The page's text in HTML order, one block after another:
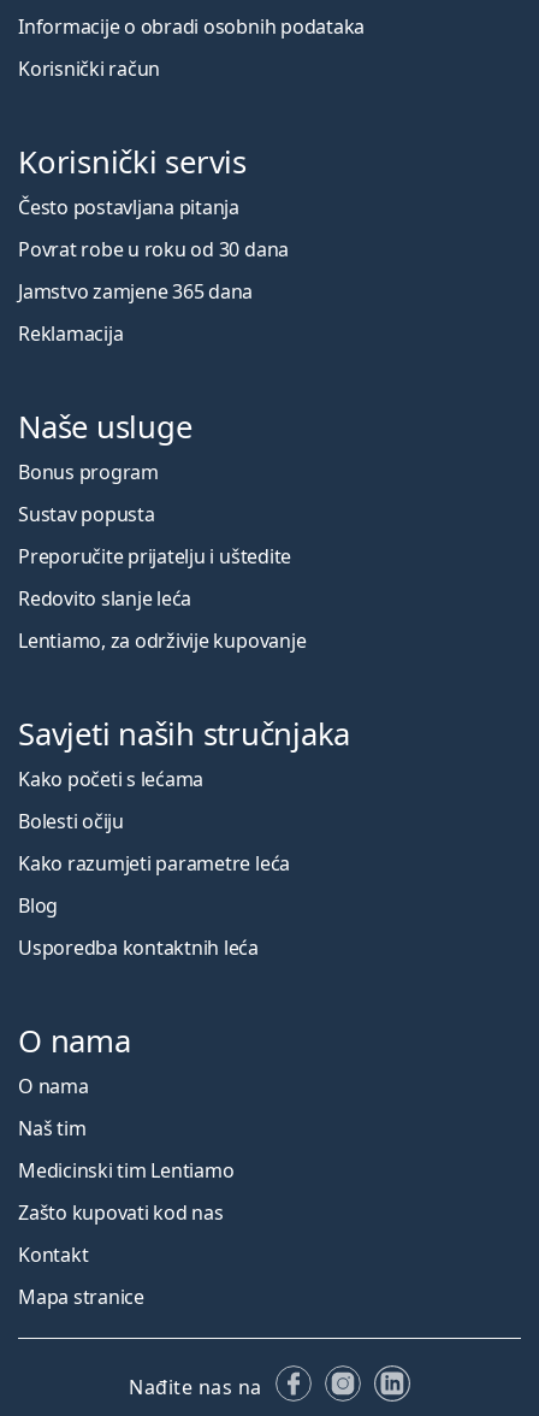
Informacije o obradi osobnih podataka
Korisnički račun
Korisnički servis
Često postavljana pitanja
Povrat robe u roku od 30 dana
Jamstvo zamjene 365 dana
Reklamacija
Naše usluge
Bonus program
Sustav popusta
Preporučite prijatelju i uštedite
Redovito slanje leća
Lentiamo, za održivije kupovanje
Savjeti naših stručnjaka
Kako početi s lećama
Bolesti očiju
Kako razumjeti parametre leća
Blog
Usporedba kontaktnih leća
O nama
O nama
Naš tim
Medicinski tim Lentiamo
Zašto kupovati kod nas
Kontakt
Mapa stranice
Nađite nas na FacebookuInstagramu
LinkedIn